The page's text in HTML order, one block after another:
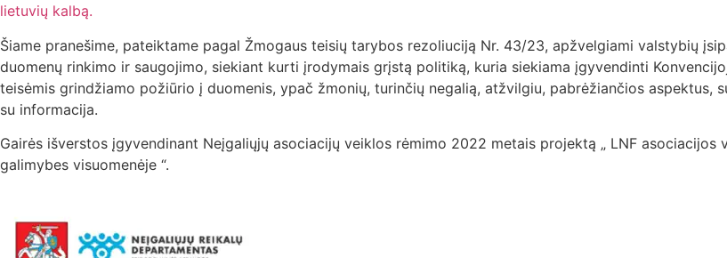
lietuvių kalbą.
Šiame pranešime, pateiktame pagal Žmogaus teisių tarybos rezoliuciją Nr. 43/23, apžvelgiami valstybių
duomenų rinkimo ir saugojimo, siekiant kurti įrodymais grįstą politiką, kuria siekiama įgyvendinti
teisėmis grindžiamo požiūrio į duomenis, ypač žmonių, turinčių negalią, atžvilgiu, pabrėžiančios aspektus,
su informacija.
Gairės išverstos įgyvendinant Neįgaliųjų asociacijų veiklos rėmimo 2022 metais projektą „ LNF
galimybes visuomenėje “.